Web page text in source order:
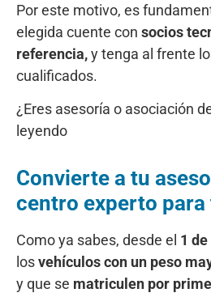
Por este motivo, es
elegida cuente con socios
referencia,y tenga al frente
cualificados.
¿Eres asesoría o asociación
leyendo
Convierte a tu
centro experto
Como ya sabes, desde el 1
losvehículos con un peso
y que se matriculen por